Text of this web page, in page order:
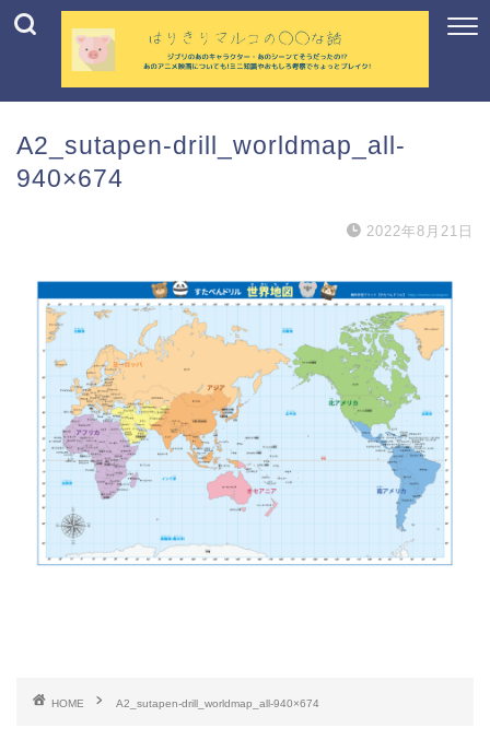
A2_sutapen-drill_worldmap_all-
940×674
2022年8月21日
HOME A2_sutapen-drill_worldmap_all-940×674